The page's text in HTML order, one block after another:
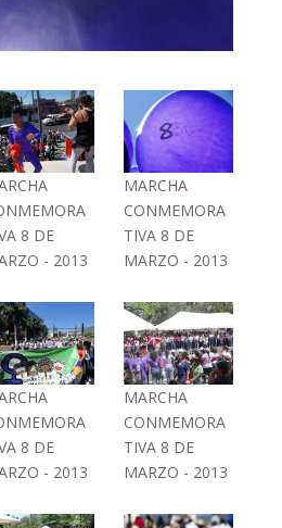
8 DE
- 2013
MARCHA
CONMEMORA
TIVA 8 DE
MARZO - 2013
8 DE
- 2013
MARCHA
CONMEMORA
TIVA 8 DE
MARZO - 2013